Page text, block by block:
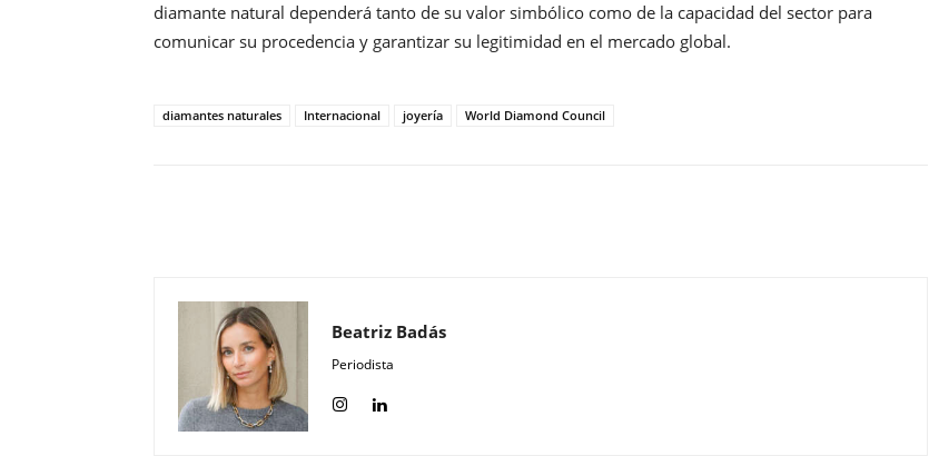
diamante natural dependerá tanto de su valor simbólico como de la capacidad del sector para
comunicar su procedencia y garantizar su legitimidad en el mercado global.
diamantes naturales Internacional joyería World Diamond Council
Beatriz Badás
Periodista